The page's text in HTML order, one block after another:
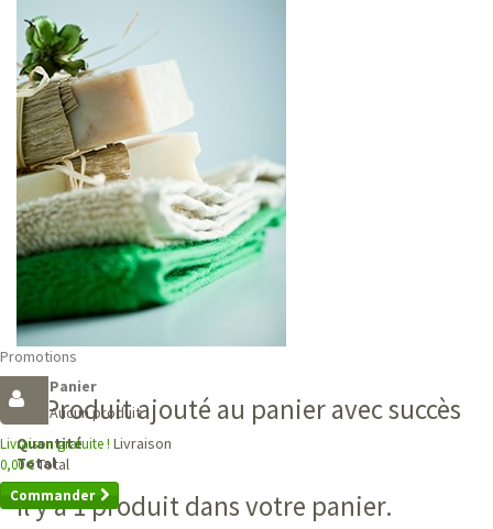
Promotions
Panier
Aucun produit
Livraison gratuite ! Livraison
0,00 €Total
Commander
Produit ajouté au panier avec succès
Quantité
Total
Il y a 1 produit dans votre panier.